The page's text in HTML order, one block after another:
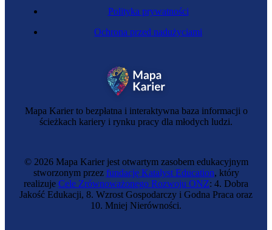
Mapa Karier to bezpłatna i interaktywna baza informacji o
ścieżkach kariery i rynku pracy dla młodych ludzi.
Polityka prywatności
Ochrona przed nadużyciami
© 2026 Mapa Karier jest otwartym zasobem edukacyjnym
stworzonym przez fundację Katalyst Education, który
realizuje Cele Zrównoważonego Rozwoju ONZ: 4. Dobra
Jakość Edukacji, 8. Wzrost Gospodarczy i Godna Praca oraz
10. Mniej Nierówności.